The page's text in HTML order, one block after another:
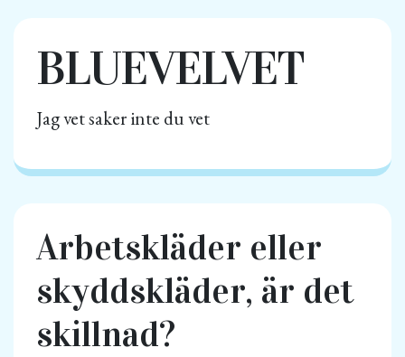
BLUEVELVET
Jag vet saker inte du vet
Arbetskläder eller
skyddskläder, är det
skillnad?